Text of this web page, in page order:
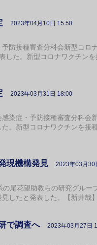
2023年04月10日 15:50
防接種審査分科会新型コロ
た。新型コロナワクチンを
2023年03月31日 18:00
染症・予防接種審査分科会
。新型コロナワクチンを接
現機構発見 2023年03月30
尾花望助教らの研究グルー
したと発表した。【新井哉】
で調査へ 2023年03月27日